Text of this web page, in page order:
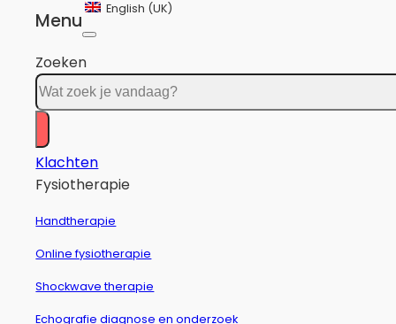
Menu
English (UK)
Zoeken
Klachten
Fysiotherapie
Handtherapie
Online fysiotherapie
Shockwave therapie
Echografie diagnose en onderzoek